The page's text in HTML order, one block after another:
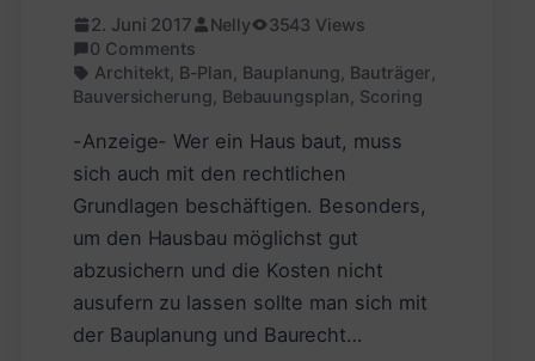
2. Juni 2017 Nelly
3543 Views
0 Comments
Architekt, B-Plan Bauplanung Bauträger
Bauversicherung Bebauungsplan Scoring
-Anzeige- Wer ein Haus baut, muss
sich auch mit den rechtlichen
Grundlagen beschäftigen. Besonders,
um den Hausbau möglichst gut
abzusichern und die Kosten nicht
ausufern zu lassen sollte man sich mit
der Bauplanung und Baurecht…